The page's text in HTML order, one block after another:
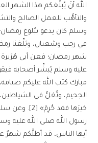
الله أنْ يُبلِّغكم هذا الشهر
والتأهُّب للعمل الصالح
وسلم كان يدعو ببُلوغ
شهر رمضان؛ فعن أبي هُرَيرة
عليه وسلم يُبشِّر أصحابه
مبارك كتب الله عليكم
الجحيم، وتُغلُّ في
خيرَها فقد
رسول الله صلى الله عليه
أيها الناس، قد أظلَّكم شهرٌ